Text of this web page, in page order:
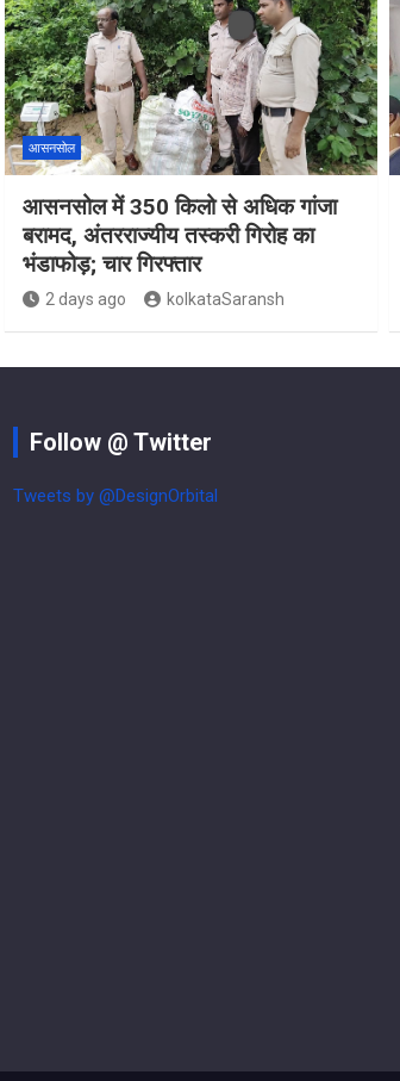
आसनसोल
आसनसोल में 350 किलो से अधिक गांजा
बरामद, अंतरराज्यीय तस्करी गिरोह का
भंडाफोड़; चार गिरफ्तार
2 days ago kolkataSaransh
Follow @ Twitter
Tweets by @DesignOrbital